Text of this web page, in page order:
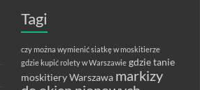
Tagi
czy można wymienić siatkę w moskitierze
gdzie kupić rolety w Warszawie gdzie tanie
moskitiery Warszawa markizy